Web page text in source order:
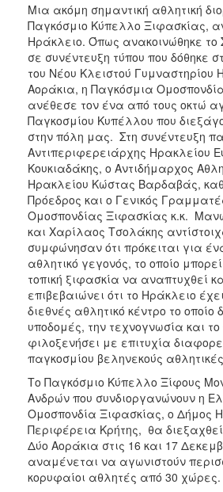
ΑΝΘΕΚΤΙΚΗ
ΠΟΛΗ
Μια ακόμη σημαντική αθλητική
Παγκόσμιο Κύπελλο Ξιφασκίας,
Ηράκλειο. Όπως ανακοινώθηκε το
σε συνέντευξη τύπου που δόθηκε
του Νέου Κλειστού Γυμναστηρίου
Αοράκια, η Παγκόσμια
ανέθεσε τον ένα από τους οκτώ
Παγκοσμίου Κυπέλλου που
στην πόλη μας. Στη συνέντευξη
Αντιπεριφερειάρχης Ηρακλείου
Κουκιαδάκης, ο Αντιδήμαρχος
Ηρακλείου Κώστας Βαρδαβάς,
Πρόεδρος και ο Γενικός
Ομοσπονδίας Ξιφασκίας κ.κ.
και Χαρίλαος Τσολάκης
συμφώνησαν ότι πρόκειται για
αθλητικό γεγονός, το οποίο
τοπική ξιφασκία να αναπτυχθεί
επιβεβαιώνει ότι το Ηράκλειο
διεθνές αθλητικό κέντρο το οποίο
υποδομές, την τεχνογνωσία και
φιλοξενήσει με επιτυχία
παγκοσμίου βεληνεκούς
Το Παγκόσμιο Κύπελλο Ξίφους
Ανδρών που συνδιοργανώνουν η
Ομοσπονδία Ξιφασκίας, ο Δήμος
Περιφέρεια Κρήτης, θα
Δύο Αοράκια στις 16 και 17
αναμένεται να αγωνιστούν
κορυφαίοι αθλητές από 30 χώρες.